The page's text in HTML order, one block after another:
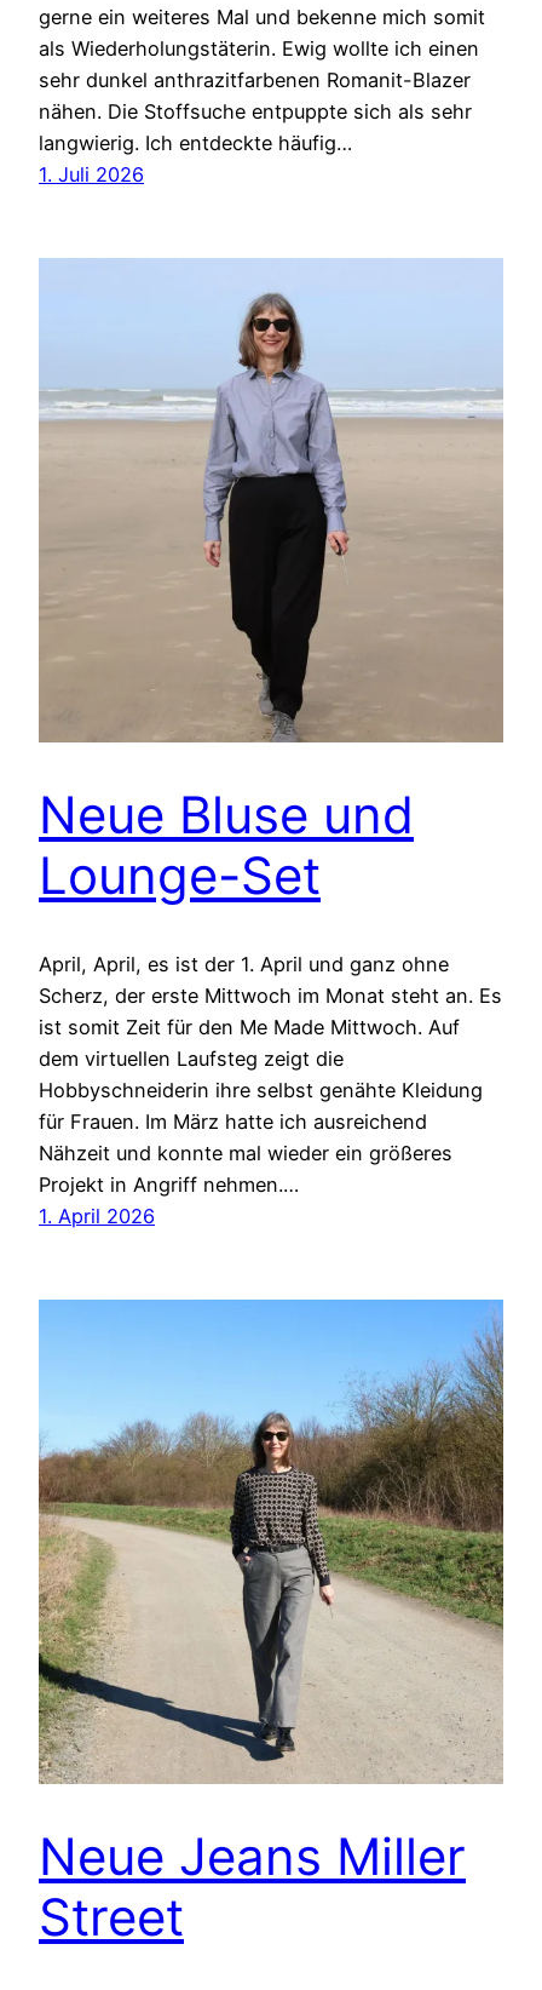
gerne ein weiteres Mal und bekenne mich somit
als Wiederholungstäterin. Ewig wollte ich einen
sehr dunkel anthrazitfarbenen Romanit-Blazer
nähen. Die Stoffsuche entpuppte sich als sehr
langwierig. Ich entdeckte häufig…
1. Juli 2026
Neue Bluse und
Lounge-Set
April, April, es ist der 1. April und ganz ohne
Scherz, der erste Mittwoch im Monat steht an. Es
ist somit Zeit für den Me Made Mittwoch. Auf
dem virtuellen Laufsteg zeigt die
Hobbyschneiderin ihre selbst genähte Kleidung
für Frauen. Im März hatte ich ausreichend
Nähzeit und konnte mal wieder ein größeres
Projekt in Angriff nehmen.…
1. April 2026
Neue Jeans Miller
Street